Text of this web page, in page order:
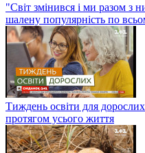
"Світ змінився і ми разом
шалену популярність по
Тиждень освіти для
протягом усього життя